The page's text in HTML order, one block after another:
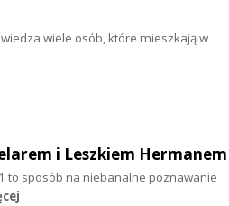
wiele osób, które mieszkają w
i Leszkiem Hermanem
to sposób na niebanalne poznawanie